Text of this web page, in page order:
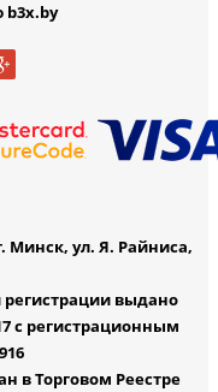
b3x.by
Минск, ул. Я. Райниса,
регистрации выдано
с регистрационным
в Торговом Реестре